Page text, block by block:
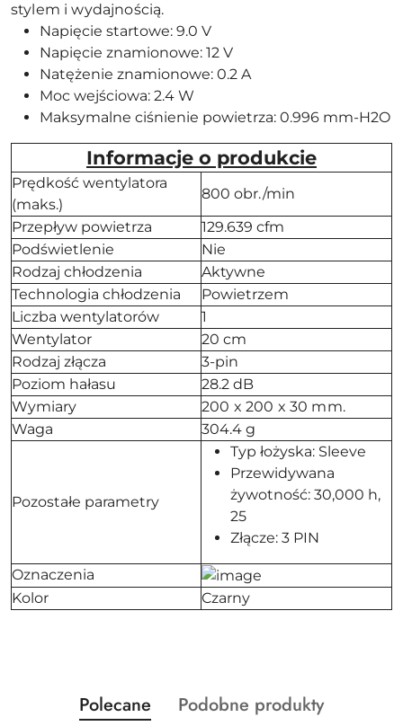
stylem i wydajnością.
Napięcie startowe: 9.0 V
Napięcie znamionowe: 12 V
Natężenie znamionowe: 0.2 A
Moc wejściowa: 2.4 W
Maksymalne ciśnienie powietrza: 0.996 mm-H2O
Informacje o produkcie
Prędkość wentylatora
(maks.)
800 obr./min
Przepływ powietrza
129.639 cfm
Podświetlenie
Nie
Rodzaj chłodzenia
Aktywne
Technologia chłodzenia
Powietrzem
Liczba wentylatorów
1
Wentylator
20 cm
Rodzaj złącza
3-pin
Poziom hałasu
28.2 dB
Wymiary
200 x 200 x 30 mm.
Waga
304.4 g
Pozostałe parametry
Typ łożyska: Sleeve
Przewidywana
żywotność: 30,000 h,
25
Złącze: 3 PIN
Oznaczenia
Kolor
Czarny
Pomiń karuzelę produktów
Produkty
Polecane
Produkty
Podobne produkty